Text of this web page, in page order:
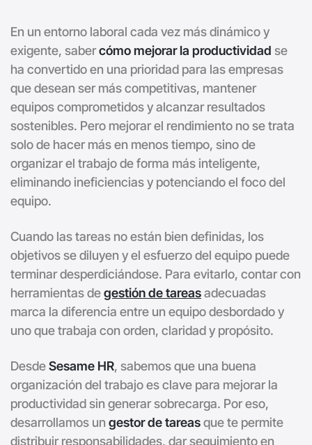
En un entorno laboral cada vez más dinámico y
exigente, sabercómo mejorar la productividad se
ha convertido en una prioridad para las empresas
que desean ser más competitivas, mantener
equipos comprometidos y alcanzar resultados
sostenibles. Pero mejorar el rendimiento no se trata
solo de hacer más en menos tiempo, sino de
organizar el trabajo de forma más inteligente,
eliminando ineficiencias y potenciando el foco del
equipo.
Cuando las tareas no están bien definidas, los
objetivos se diluyen y el esfuerzo del equipo puede
terminar desperdiciándose. Para evitarlo, contar con
herramientas degestión de tareasadecuadas
marca la diferencia entre un equipo desbordado y
uno que trabaja con orden, claridad y propósito.
DesdeSesame HR, sabemos que una buena
organización del trabajo es clave para mejorar la
productividad sin generar sobrecarga. Por eso,
desarrollamos un gestor de tareasque te permite
distribuir responsabilidades, dar seguimiento en